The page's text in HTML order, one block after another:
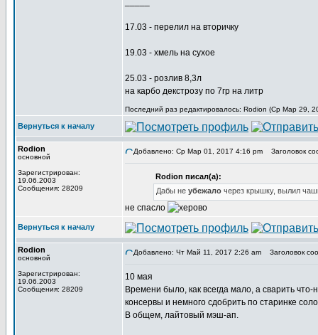
17.03 - перелил на вторичку
19.03 - хмель на сухое
25.03 - розлив 8,3л
на карбо декстрозу по 7гр на литр
Последний раз редактировалось: Rodion (Ср Мар 29,
Вернуться к началу
Rodion
основной
Зарегистрирован:
19.06.2003
Сообщения: 28209
Добавлено: Ср Мар 01, 2017 4:16 pm Заголовок
Rodion писал(а):
Дабы не убежало через крышку, вылил
не спасло
Вернуться к началу
Rodion
основной
Зарегистрирован:
19.06.2003
Сообщения: 28209
Добавлено: Чт Май 11, 2017 2:26 am Заголовок
10 мая
Времени было, как всегда мало, а сварить
консервы и немного сдобрить по старинке
В общем, лайтовый мэш-ап.